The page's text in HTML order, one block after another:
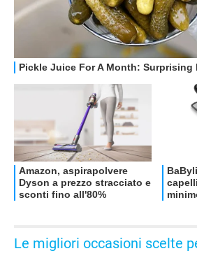
Le migliori occasioni scelte